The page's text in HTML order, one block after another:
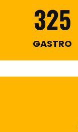
325
GASTRO